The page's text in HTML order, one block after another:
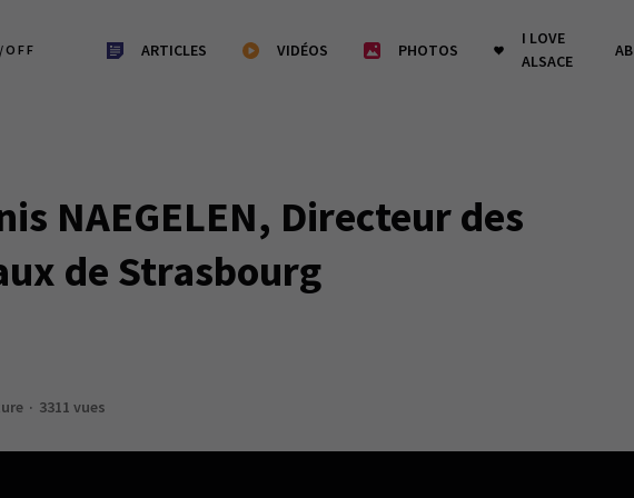
OFF ARTICLES VIDÉOS PHOTOS
I LOVE
ALSACE
NAEGELEN, Directeur des
de Strasbourg
3311 vues